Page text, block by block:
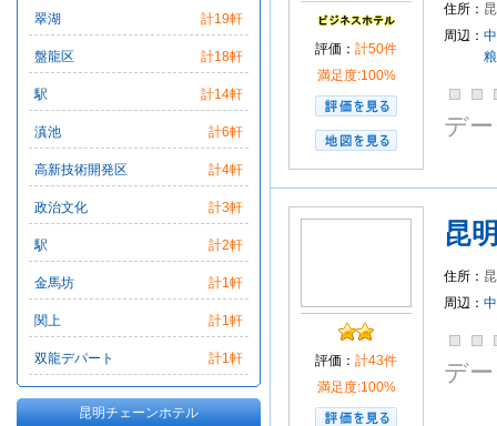
螺蛳湾批発市場
昆明雲紡デパート
昆明市商業歩行街
昆明外国語学校
昆明中心部
昆
昆明市博物館
西南商業ショッピ
寻甸回族自治県
金馬坊
沃爾瑪ショッピン
金殿風景名勝区
昆明理工大学研究
雲南省司法庁
評価： 計50件
満足度:100%
住所：
周辺：
デ
評価： 計43件
満足度:100%
昆
住所：
周辺：
デ
計19軒
翠湖
計18軒
盤龍区
計14軒
駅
計6軒
滇池
計4軒
高新技術開発区
計3軒
政治文化
計2軒
駅
計1軒
金馬坊
計1軒
関上
計1軒
双龍デパート
昆明チェーンホテル